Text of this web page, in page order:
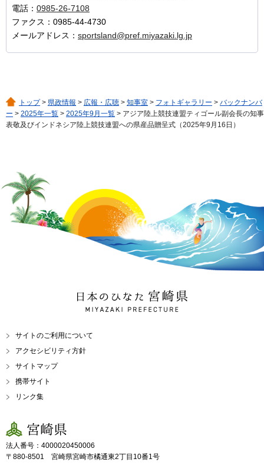
電話： 0985-26-7108
ファクス：0985-44-4730
メールアドレス： sportsland@pref.miyazaki.lg.jp
トップ> 県政情報 > 広報・広聴 > 知事室 > フォトギャラリー > バックナンバ
ー > 2025年一覧 > 2025年9月一覧 > アジア陸上競技連盟ティゴール副会長の知事
表敬及びインドネシア陸上競技連盟への県産品贈呈式（2025年9月16日）
日本のひなた 宮崎県
MIYAZAKI PREFECTURE
サイトのご利用について
アクセシビリティ方針
サイトマップ
携帯サイト
リンク集
宮崎県
法人番号：4000020450006
〒880-8501 宮崎県宮崎市橘通東2丁目10番1号